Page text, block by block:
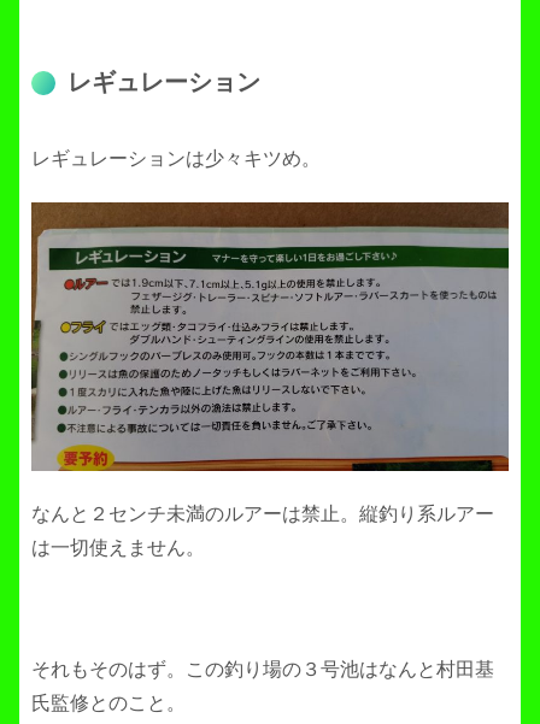
レギュレーション
レギュレーションは少々キツめ。
なんと２センチ未満のルアーは禁止。縦釣り系ルアー
は一切使えません。
それもそのはず。この釣り場の３号池はなんと村田基
氏監修とのこと。